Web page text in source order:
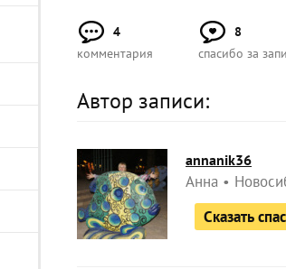
4
комментария
8
спасибо за
Автор записи:
annanik36
Анна
Сказать